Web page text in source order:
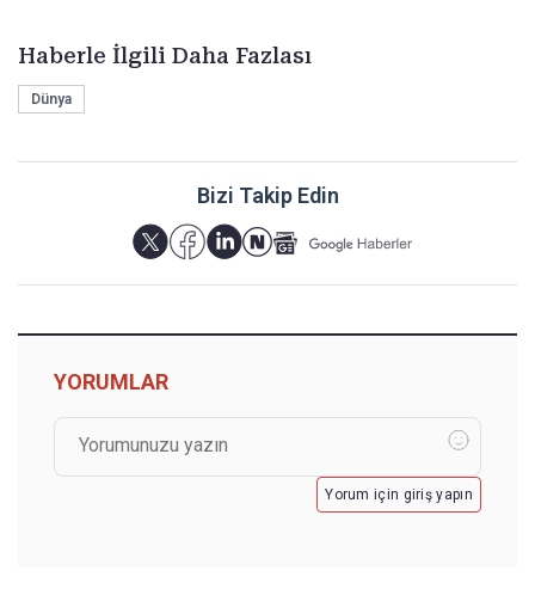
Haberle İlgili Daha Fazlası
Dünya
Bizi Takip Edin
YORUMLAR
Yorum için giriş yapın